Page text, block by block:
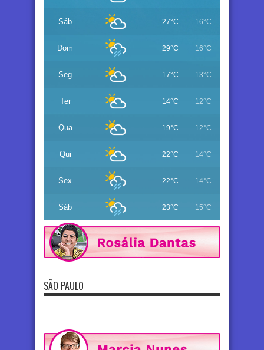
Sáb 27°C 16°C
Dom 29°C 16°C
Seg 17°C 13°C
Ter 14°C 12°C
Qua 19°C 12°C
Qui 22°C 14°C
Sex 22°C 14°C
Sáb 23°C 15°C
SÃO PAULO